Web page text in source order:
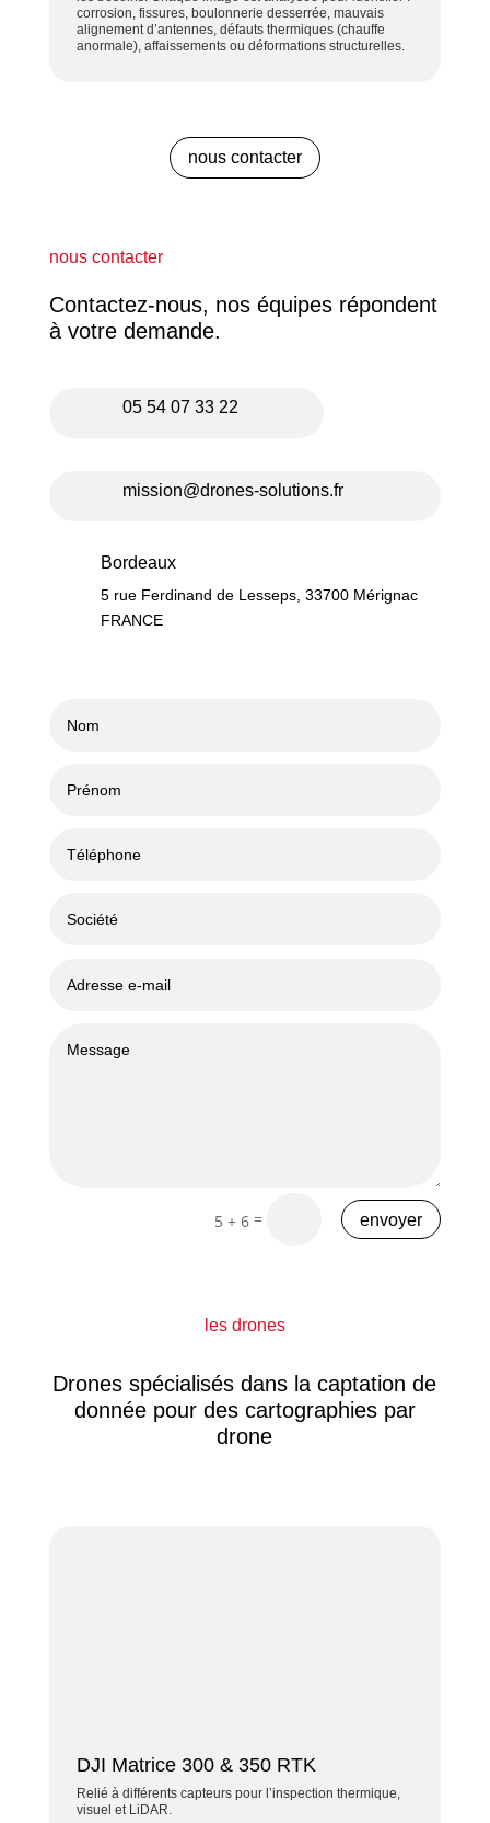
corrosion, fissures, boulonnerie desserrée, mauvais
alignement d’antennes, défauts thermiques (chauffe
anormale), affaissements ou déformations structurelles.
nous contacter
nous contacter
Contactez-nous, nos équipes répondent
à votre demande.
05 54 07 33 22
mission@drones-solutions.fr
Bordeaux
5 rue Ferdinand de Lesseps, 33700 Mérignac
FRANCE
5 + 6 = envoyer
les drones
Drones spécialisés dans la captation de
donnée pour des cartographies par
drone
DJI Matrice 300 & 350 RTK
Relié à différents capteurs pour l’inspection thermique,
visuel et LiDAR.